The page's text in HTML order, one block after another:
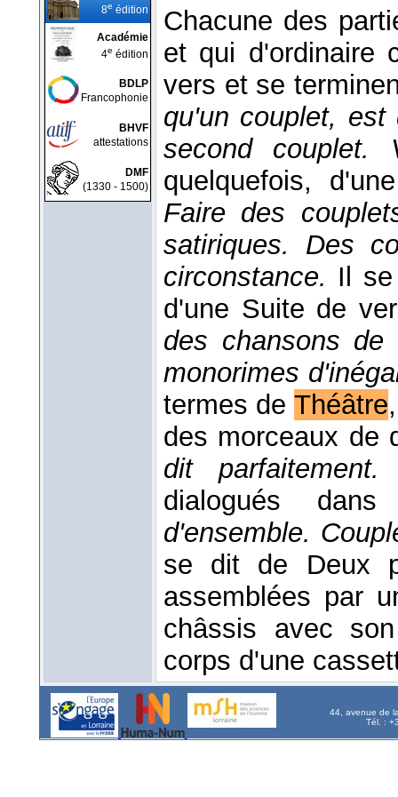
8e édition
Académie
4e édition
BDLP
Francophonie
BHVF
attestations
DMF
(1330 - 1500)
Chacune des
et qui d'ordinaire
vers et se
qu'un couplet, est
second couplet.
quelquefois,
Faire des
satiriques. Des
circonstance. Il
d'une Suite de
des chansons
monorimes
termes de Théâtre
des morceaux de
dit
dialogués
d'ensemble.
se dit de Deux
assemblées par
châssis avec
corps d'une
44, avenue de
Tél. :